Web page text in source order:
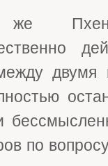
двумя
по